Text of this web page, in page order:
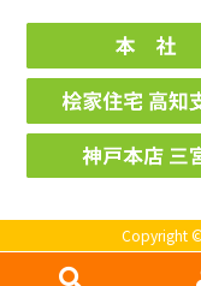
Copyright